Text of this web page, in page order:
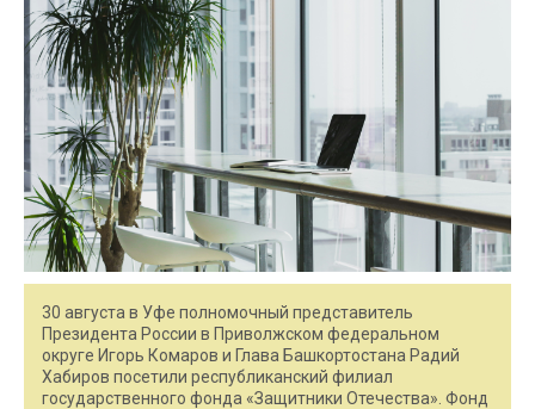
30 августа в Уфе полномочный представитель
Президента России в Приволжском федеральном
округе Игорь Комаров и Глава Башкортостана Радий
Хабиров посетили республиканский филиал
государственного фонда «Защитники Отечества». Фонд